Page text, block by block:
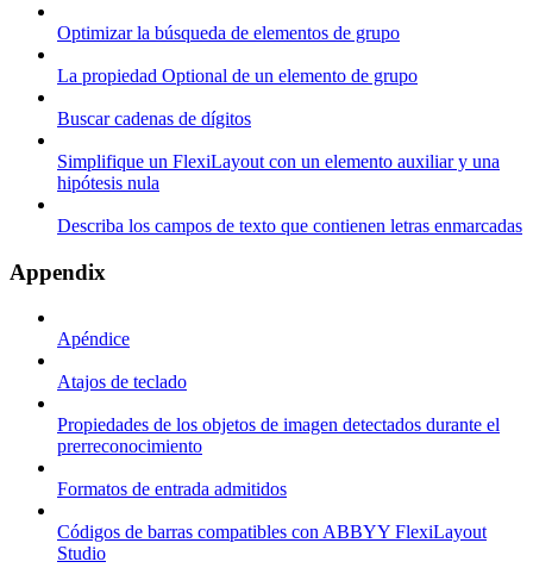
Optimizar la búsqueda de elementos de grupo
La propiedad Optional de un elemento de grupo
Buscar cadenas de dígitos
Simplifique un FlexiLayout con un elemento auxiliar y una
hipótesis nula
Describa los campos de texto que contienen letras enmarcadas
Appendix
Apéndice
Atajos de teclado
Propiedades de los objetos de imagen detectados durante el
prerreconocimiento
Formatos de entrada admitidos
Códigos de barras compatibles con ABBYY FlexiLayout
Studio